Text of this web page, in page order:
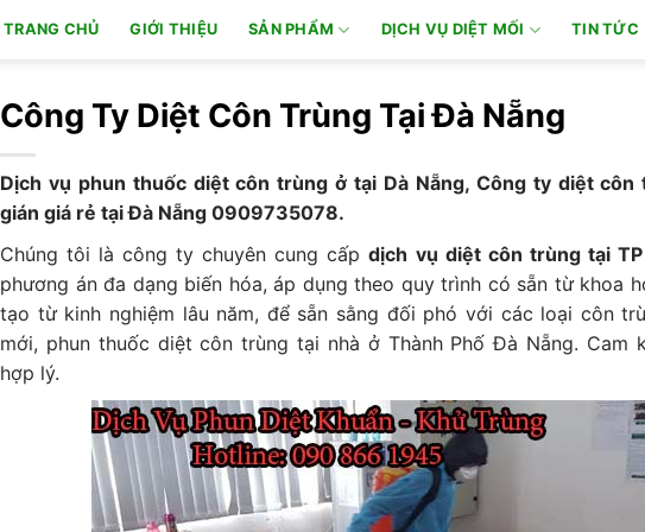
TRANG CHỦ GIỚI THIỆU SẢN PHẨM DỊCH VỤ DIỆT MỐI TIN TỨC
Công Ty Diệt Côn Trùng Tại Đà Nẵng
Dịch vụ phun thuốc diệt côn trùng ở tại Dà Nẵng, Công ty diệt
gián giá rẻ tại Đà Nẵng 0909735078.
Chúng tôi là công ty chuyên cung cấpdịch vụ diệt côn trùng tại
phương án đa dạng biến hóa, áp dụng theo quy trình có sẵn từ khoa
tạo từ kinh nghiệm lâu năm, để sẵn sằng đối phó với các loại côn
mới, phun thuốc diệt côn trùng tại nhà ở Thành Phố Đà Nẵng. Cam
hợp lý.